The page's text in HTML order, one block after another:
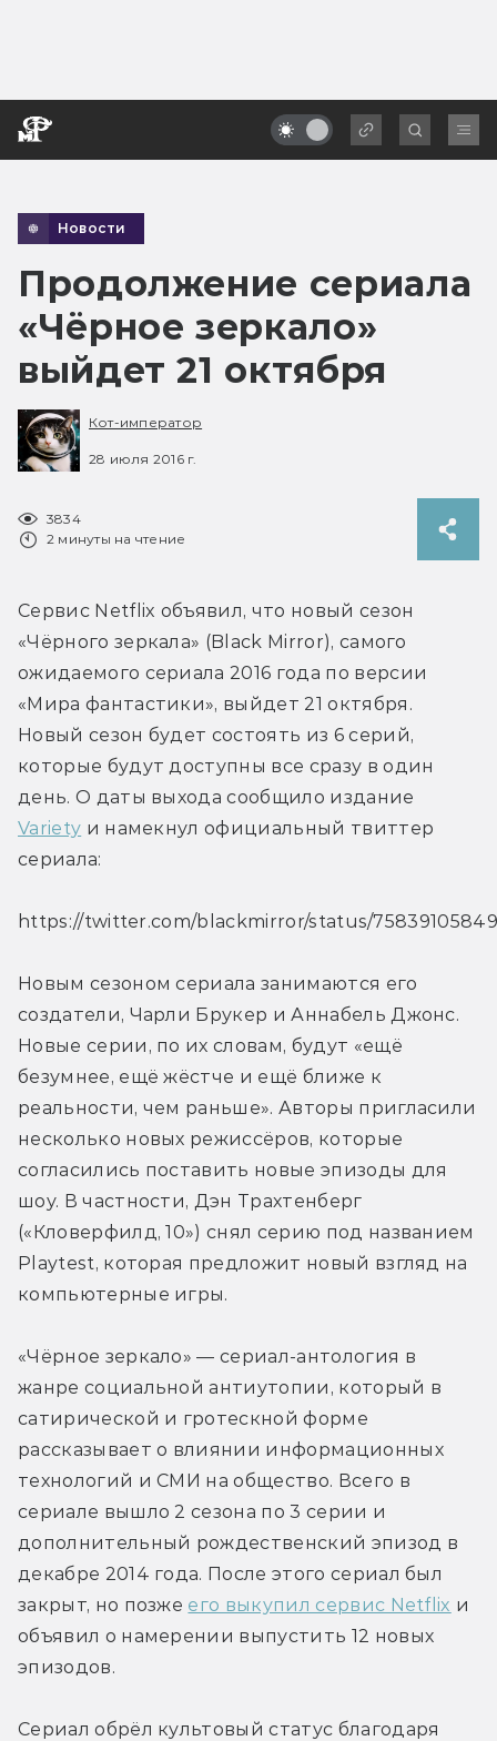
Новости
Продолжение сериала
«Чёрное зеркало»
выйдет 21 октября
Кот-император
28 июля 2016 г.
3834
2 минуты на чтение
Сервис Netflix объявил, что новый сезон
«Чёрного зеркала» (Black Mirror), самого
ожидаемого сериала 2016 года по версии
«Мира фантастики», выйдет 21 октября.
Новый сезон будет состоять из 6 серий,
которые будут доступны все сразу в один
Variety и намекнул официальный твиттер
сериала:
https://twitter.com/blackmirror/status/
Новым сезоном сериала занимаются его
создатели, Чарли Брукер и Аннабель Джонс.
Новые серии, по их словам, будут «ещё
безумнее, ещё жёстче и ещё ближе к
реальности, чем раньше». Авторы пригласили
несколько новых режиссёров, которые
согласились поставить новые эпизоды для
шоу. В частности, Дэн Трахтенберг
(«Кловерфилд, 10») снял серию под названием
Playtest, которая предложит новый взгляд на
компьютерные игры.
«Чёрное зеркало» — сериал-антология в
жанре социальной антиутопии, который в
сатирической и гротескной форме
рассказывает о влиянии информационных
технологий и СМИ на общество. Всего в
сериале вышло 2 сезона по 3 серии и
дополнительный рождественский эпизод в
декабре 2014 года. После этого сериал был
закрыт, но позже его выкупил сервис Netflix и
объявил о намерении выпустить 12 новых
эпизодов.
Сериал обрёл культовый статус благодаря